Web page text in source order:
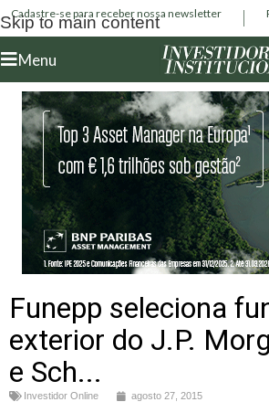
Skip to main content
Cadastre-se para receber nossa newsletter
Menu
Funepp seleciona
exterior do J.P.
e Sch...
Investidor Online agosto 27, 2015